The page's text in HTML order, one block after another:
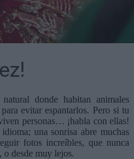
donde habitan animales
evitar espantarlos. Pero si tu
personas… ¡habla con ellas!
una sonrisa abre muchas
fotos increíbles, que nunca
o desde muy lejos.